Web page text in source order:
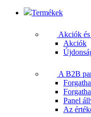
kikereséseTermékek
Akciók
Akciók
A B2B
Panel
Az